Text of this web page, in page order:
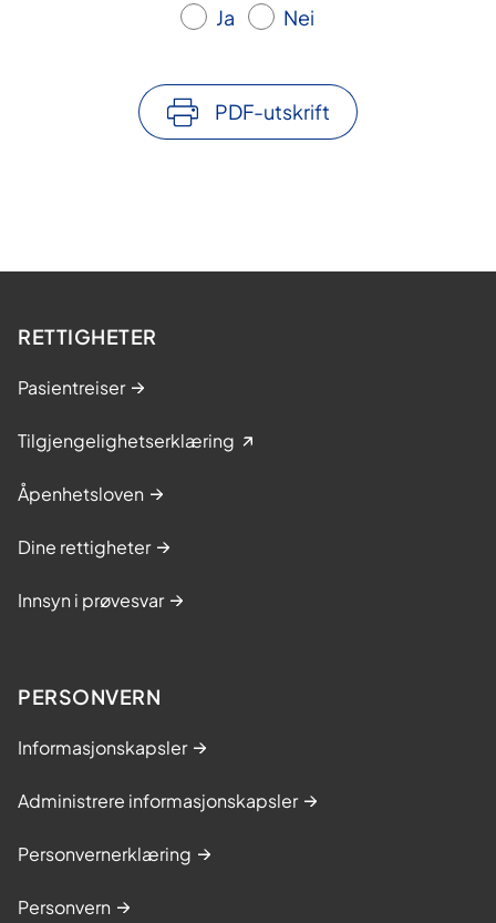
Ja Nei
PDF-utskrift
RETTIGHETER
Pasientreiser
Tilgjengelighetserklæring
Åpenhetsloven
Dine rettigheter
Innsyn i prøvesvar
PERSONVERN
Informasjonskapsler
Administrere informasjonskapsler
Personvernerklæring
Personvern